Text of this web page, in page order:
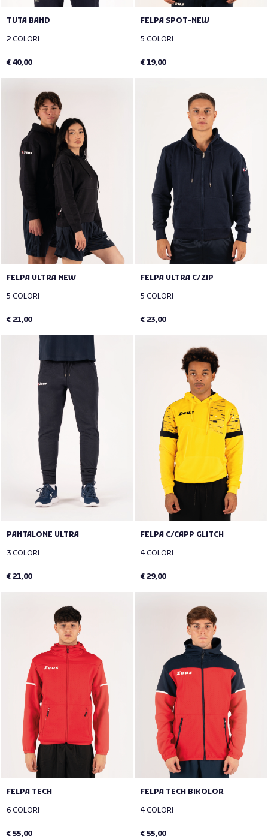
TUTA BAND
2 COLORI
€ 40,00
FELPA SPOT-NEW
5 COLORI
€ 19,00
FELPA ULTRA NEW
5 COLORI
€ 21,00
FELPA ULTRA C/ZIP
5 COLORI
€ 23,00
PANTALONE ULTRA
3 COLORI
€ 21,00
FELPA C/CAPP GLITCH
4 COLORI
€ 29,00
FELPA TECH
6 COLORI
€ 55,00
FELPA TECH BIKOLOR
4 COLORI
€ 55,00